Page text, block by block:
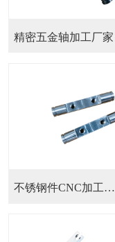
精密五金轴加工厂家
不锈钢件CNC加工定...